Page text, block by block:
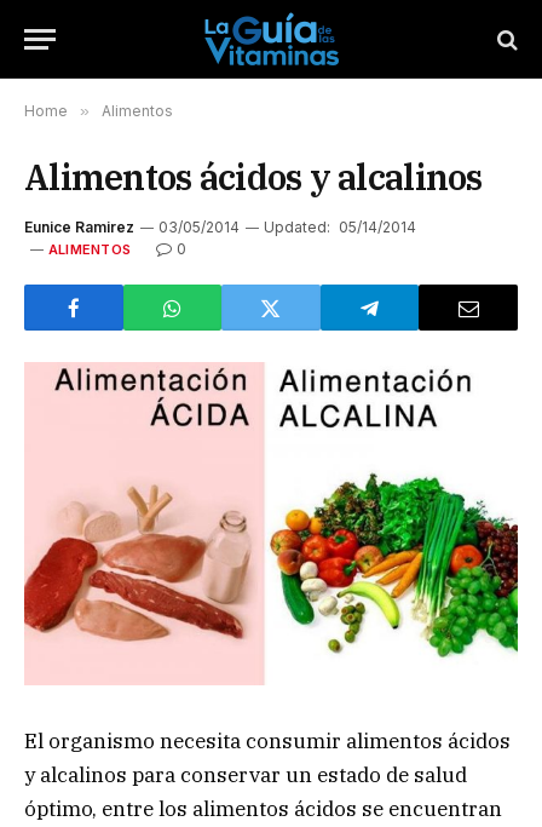
Home » Alimentos
Alimentos ácidos y alcalinos
Eunice Ramirez 03/05/2014 Updated: 05/14/2014
ALIMENTOS 0
El organismo necesita consumir alimentos ácidos
y alcalinos para conservar un estado de salud
óptimo, entre los alimentos ácidos se encuentran